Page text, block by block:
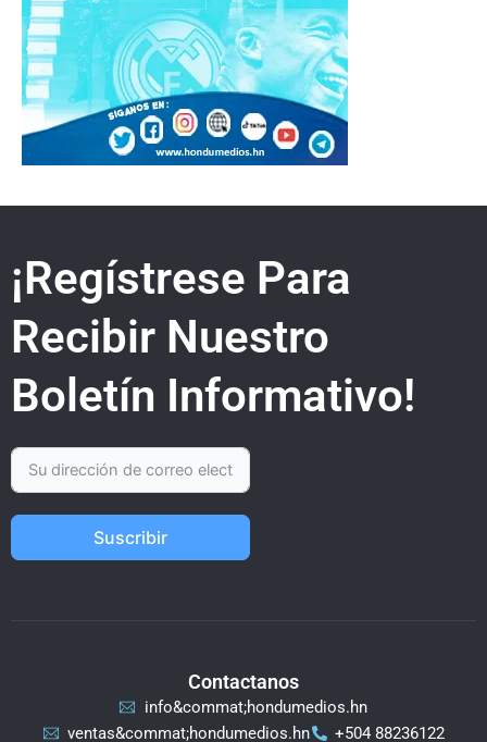
¡Regístrese Para
Recibir Nuestro
Boletín Informativo!
Suscribir
Contactanos
info&commat;hondumedios.hn
ventas&commat;hondumedios.hn
+504 88236122